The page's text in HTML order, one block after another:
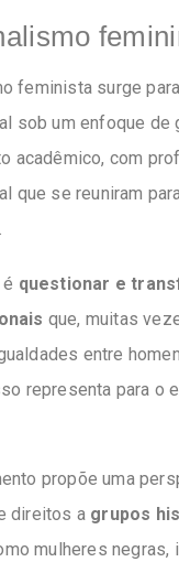
feminista surge
sob um enfoque de
acadêmico, com
que se reuniram
questionar e
que, muitas
entre
representa para o
propõe uma
direitos a grupos
mulheres negras,